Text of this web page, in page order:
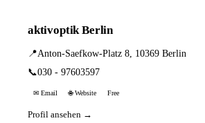
aktivoptik Berlin
📍Anton-Saefkow-Platz 8, 10369 Berlin
📞030 - 97603597
✉ Email 🌐 Website Free
Profil ansehen →